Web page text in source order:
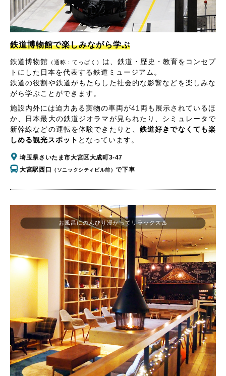
鉄道博物館で楽しみながら学ぶ
鉄道博物館 （通称：てっぱく） は、鉄道・歴史・教育をコンセプ
トにした日本を代表する鉄道ミュージアム。
鉄道の役割や鉄道がもたらした社会的な影響などを楽しみな
がら学ぶことができます。
施設内外には迫力ある実物の車両が41両も展示されているほ
か、日本最大の鉄道ジオラマが見られたり、シミュレータで
新幹線などの運転を体験できたりと、 鉄道好きでなくても楽
しめる観光スポット となっています。
埼玉県さいたま市大宮区大成町3-47
大宮駅西口
（ソニックシティビル前）で下車
お風呂にのんびり浸かってリラックス♨